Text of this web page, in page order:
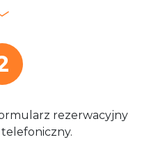
rezerwacyjny